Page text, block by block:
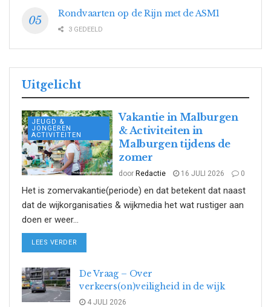
Rondvaarten op de Rijn met de ASM1
3 GEDEELD
Uitgelicht
JEUGD &
JONGEREN
ACTIVITEITEN
Vakantie in Malburgen
& Activiteiten in
Malburgen tijdens de
zomer
door Redactie 16 JULI 2026 0
Het is zomervakantie(periode) en dat betekent dat naast
dat de wijkorganisaties & wijkmedia het wat rustiger aan
doen er weer...
LEES VERDER
De Vraag – Over
verkeers(on)veiligheid in de wijk
4 JULI 2026